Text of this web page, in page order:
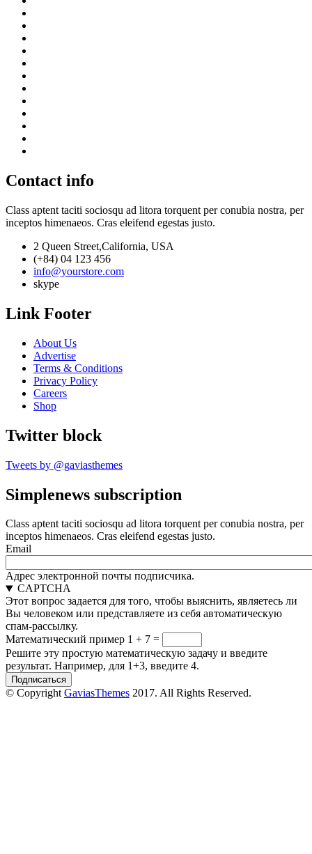
Contact info
Class aptent taciti sociosqu ad litora torquent per conubia nostra, per
inceptos himenaeos. Cras eleifend egestas justo.
2 Queen Street,California, USA
(+84) 04 123 456
info@yourstore.com
skype
Link Footer
About Us
Advertise
Terms & Conditions
Privacy Policy
Careers
Shop
Twitter block
Tweets by @gaviasthemes
Simplenews subscription
Class aptent taciti sociosqu ad litora torquent per conubia nostra, per
inceptos himenaeos. Cras eleifend egestas justo.
Email
Адрес электронной почты подписчика.
CAPTCHA
Этот вопрос задается для того, чтобы выяснить, являетесь ли
Вы человеком или представляете из себя автоматическую
спам-рассылку.
Математический пример 1 + 7 =
Решите эту простую математическую задачу и введите
результат. Например, для 1+3, введите 4.
© CopyrightGaviasThemes 2017. All Rights Reserved.